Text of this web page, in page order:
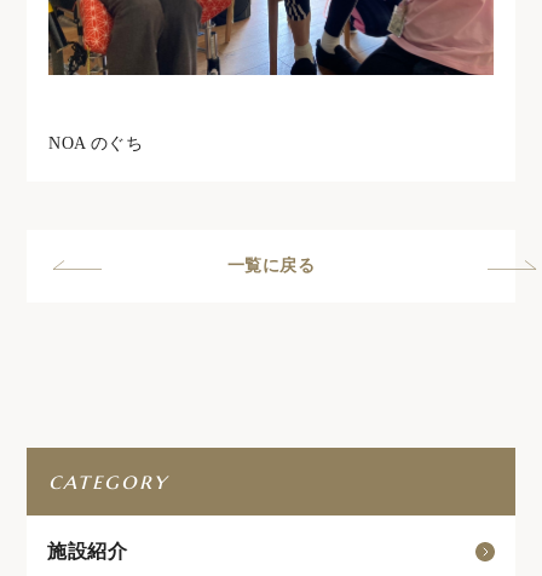
NOA のぐち
一覧に戻る
category
施設紹介